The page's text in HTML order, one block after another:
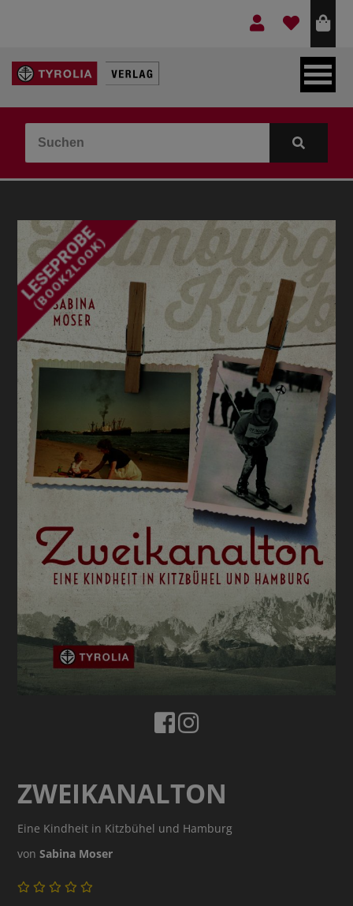
LEBEN & GLAUBE
KINDER- & JUGENDBUCH
VERLAG
IDEEN & BEGLEITMATERIAL
ZWEIKANALTON
Eine Kindheit in Kitzbühel und Hamburg
vonSabina Moser